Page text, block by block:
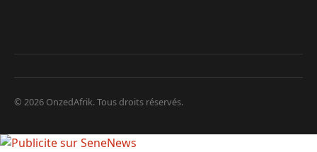
© 2026 OnzedAfrik. Tous droits réservés.